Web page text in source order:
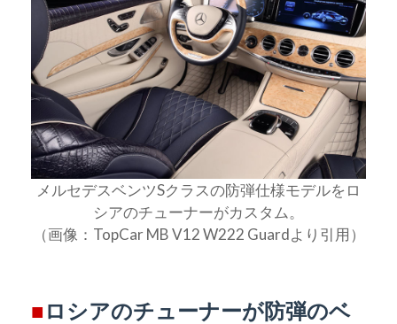
メルセデスベンツSクラスの防弾仕様モデルをロ
シアのチューナーがカスタム。
（画像：TopCar MB V12 W222 Guardより引用）
■ ロシアのチューナーが防弾のベ